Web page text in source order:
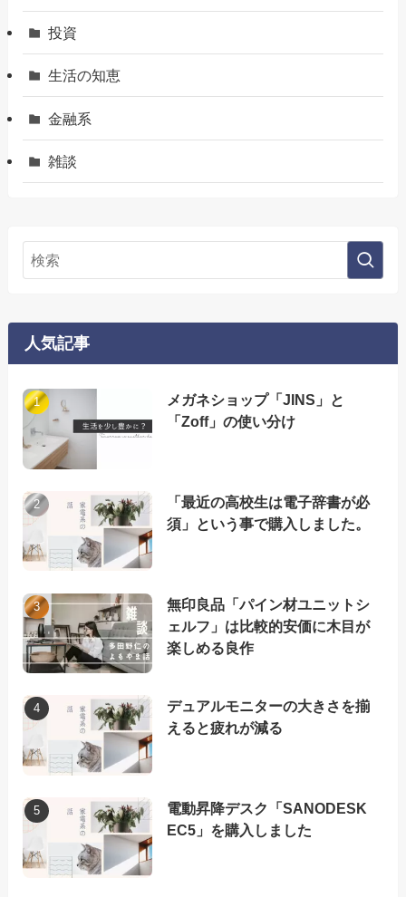
投資
生活の知恵
金融系
雑談
人気記事
メガネショップ「JINS」と
「Zoff」の使い分け
「最近の高校生は電子辞書が必
須」という事で購入しました。
無印良品「パイン材ユニットシ
ェルフ」は比較的安価に木目が
楽しめる良作
デュアルモニターの大きさを揃
えると疲れが減る
電動昇降デスク「SANODESK
EC5」を購入しました